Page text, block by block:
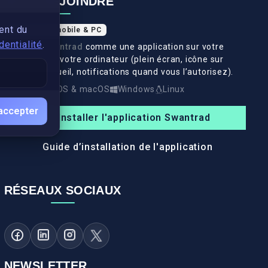
du
.
Application mobile & PC
InstallezSwantrad comme une application sur votre
téléphone et votre ordinateur (plein écran, icône sur
l’écran d’accueil, notifications quand vous l’autorisez).
iOS & macOS Windows Linux
Installer l'application Swantrad
Guide d’installation de l'application
RÉSEAUX SOCIAUX